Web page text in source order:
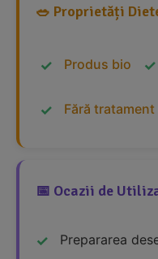
🥗 Proprietăți
Produs bio
Fără
📅 Ocazii de
Prepararea